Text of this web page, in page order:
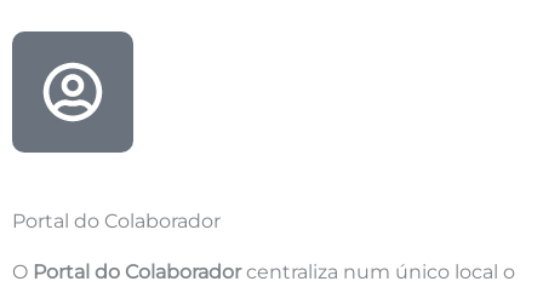
Portal do Colaborador
O Portal do Colaboradorcentraliza num único local o